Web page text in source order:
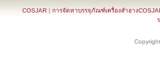
COSJAR | การจัดหาบรรจุภัณฑ์เครื่องสำอาง